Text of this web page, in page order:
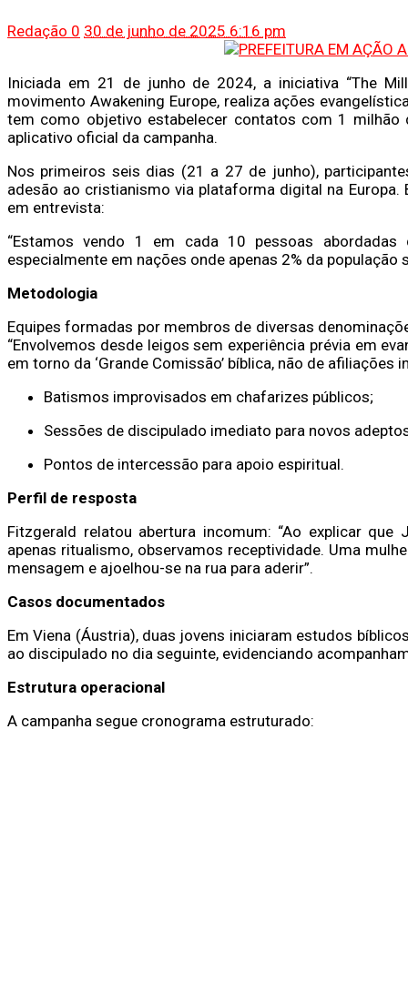
Redação 0 30 de junho de 2025 6:16 pm
Iniciada em 21 de junho de 2024, a iniciativa “The
movimento Awakening Europe, realiza ações
tem como objetivo estabelecer contatos com 1
aplicativo oficial da campanha.
Nos primeiros seis dias (21 a 27 de junho),
adesão ao cristianismo via plataforma digital na Europa.
em entrevista:
“Estamos vendo 1 em cada 10 pessoas abordadas
especialmente em nações onde apenas 2% da população
Metodologia
Equipes formadas por membros de diversas
“Envolvemos desde leigos sem experiência prévia em
em torno da ‘Grande Comissão’ bíblica, não de afiliações
Batismos improvisados em chafarizes públicos;
Sessões de discipulado imediato para novos
Pontos de intercessão para apoio espiritual.
Perfil de resposta
Fitzgerald relatou abertura incomum: “Ao explicar que
apenas ritualismo, observamos receptividade. Uma
mensagem e ajoelhou-se na rua para aderir”.
Casos documentados
Em Viena (Áustria), duas jovens iniciaram estudos
ao discipulado no dia seguinte, evidenciando
Estrutura operacional
A campanha segue cronograma estruturado: